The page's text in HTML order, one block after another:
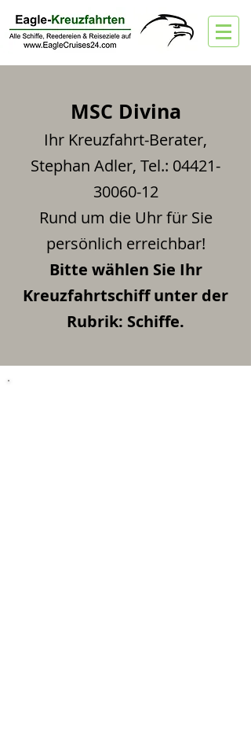
MSC Divina
Ihr Kreuzfahrt-Berater,
Stephan Adler, Tel.: 04421-
30060-12
Rund um die Uhr für Sie
persönlich erreichbar!
Bitte wählen Sie Ihr
Kreuzfahrtschiff unter der
Rubrik: Schiffe.